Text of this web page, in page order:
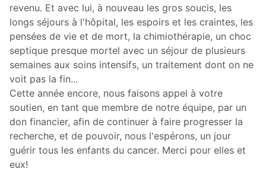
revenu. Et avec lui, à nouveau les gros soucis, les
longs séjours à l'hôpital, les espoirs et les craintes, les
pensées de vie et de mort, la chimiothérapie, un choc
septique presque mortel avec un séjour de plusieurs
semaines aux soins intensifs, un traitement dont on ne
voit pas la fin...
Cette année encore, nous faisons appel à votre
soutien, en tant que membre de notre équipe, par un
don financier, afin de continuer à faire progresser la
recherche, et de pouvoir, nous l'espérons, un jour
guérir tous les enfants du cancer. Merci pour elles et
eux!